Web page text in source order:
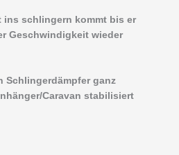
ins schlingern kommt bis er
Geschwindigkeit wieder
Schlingerdämpfer ganz
Caravan stabilisiert